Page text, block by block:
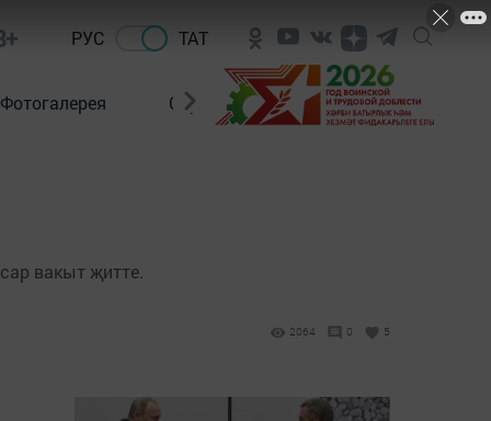
РУС ТАТ
Фотогалерея Сораштыру
вакыт җитте.
2064 0 5